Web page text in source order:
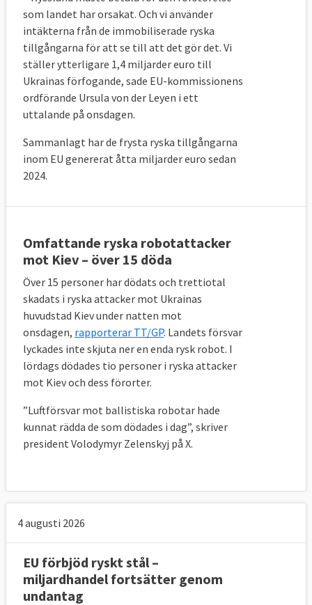
som landet har orsakat. Och vi använder
intäkterna från de immobiliserade ryska
tillgångarna för att se till att det gör det. Vi
ställer ytterligare 1,4 miljarder euro till
Ukrainas förfogande, sade EU-kommissionens
ordförande Ursula von der Leyen i ett
uttalande på onsdagen.
Sammanlagt har de frysta ryska tillgångarna
inom EU genererat åtta miljarder euro sedan
2024.
Omfattande ryska robotattacker
mot Kiev – över 15 döda
Över 15 personer har dödats och trettiotal
skadats i ryska attacker mot Ukrainas
huvudstad Kiev under natten mot
onsdagen, rapporterar TT/GP. Landets försvar
lyckades inte skjuta ner en enda rysk robot. I
lördags dödades tio personer i ryska attacker
mot Kiev och dess förorter.
”Luftförsvar mot ballistiska robotar hade
kunnat rädda de som dödades i dag”, skriver
president Volodymyr Zelenskyj på X.
4 augusti 2026
EU förbjöd ryskt stål –
miljardhandel fortsätter genom
undantag